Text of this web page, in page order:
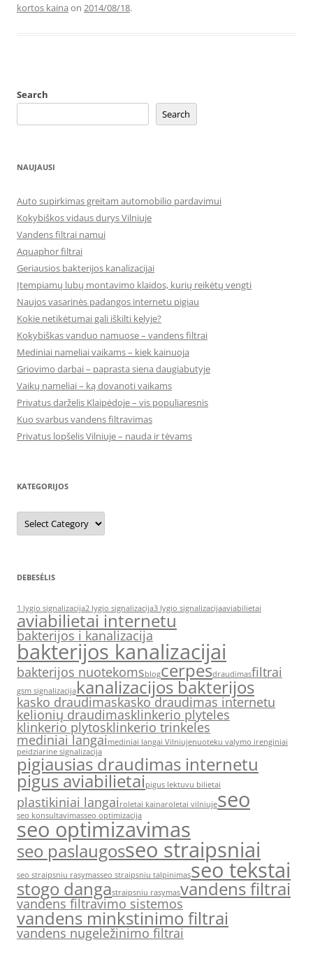
kortos kaina on 2014/08/18.
Search
Search
NAUJAUSI
Auto supirkimas greitam automobilio pardavimui
Kokybiškos vidaus durys Vilniuje
Vandens filtrai namui
Aquaphor filtrai
Geriausios bakterijos kanalizacijai
Įtempiamų lubų montavimo klaidos, kurių reikėtų vengti
Naujos vasarinės padangos internetu pigiau
Kokie netikėtumai gali iškilti kelyje?
Kokybiškas vanduo namuose – vandens filtrai
Mediniai nameliai vaikams – kiek kainuoja
Griovimo darbai – paprasta siena daugiabutyje
Vaikų nameliai – ką dovanoti vaikams
Privatus darželis Klaipėdoje – vis populiaresnis
Kuo svarbus vandens filtravimas
Privatus lopšelis Vilniuje – nauda ir tėvams
KATEGORIJOS
Kategorijos
DEBESĖLIS
1 lygio signalizacija2 lygio signalizacija3 lygio signalizacijaaviabilietai
aviabilietai internetu
bakterijos i kanalizacija
bakterijos kanalizacijai
bakterijos nuotekomsblogcerpesdraudimasfiltrai
gsm signalizacijakanalizacijos bakterijos
kasko draudimaskasko draudimas internetu
kelionių draudimasklinkerio plyteles
klinkerio plytosklinkerio trinkeles
mediniai langai mediniai langai Vilniujenuoteku valymo irenginiai
peidziarine signalizacija
pigiausias draudimas internetu
pigus aviabilietaipigus lektuvu bilietai
plastikiniai langai roletai kainaroletai vilniujeseo
seo konsultavimasseo optimizacija
seo optimizavimas
seo paslaugosseo straipsniai
seo straipsniu rasymasseo straipsniu talpinimasseo tekstai
stogo dangastraipsniu rasymasvandens filtrai
vandens filtravimo sistemos
vandens minkstinimo filtrai
vandens nugeležinimo filtrai